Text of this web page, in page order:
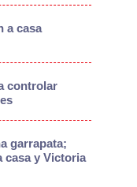
a casa
controlar
garrapata;
casa y Victoria